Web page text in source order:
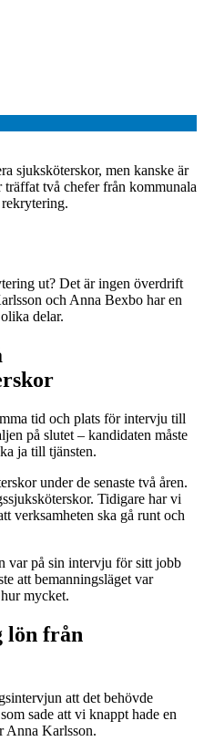
sjuksköterskor, men kanske är
två chefer från kommunala
ut? Det är ingen överdrift
och Anna Bexbo har en
delar.
tid och plats för intervju till
på slutet – kandidaten måste
ja till tjänsten.
under de senaste två åren.
Tidigare har vi
verksamheten ska gå runt och
var på sin intervju för sitt jobb
att bemanningsläget var
mycket.
lön från
att det behövde
sade att vi knappt hade en
Anna Karlsson.